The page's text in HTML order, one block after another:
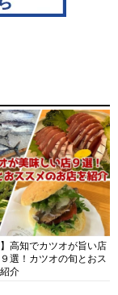
】高知でカツオが旨い店
選！カツオの旬とおス
介